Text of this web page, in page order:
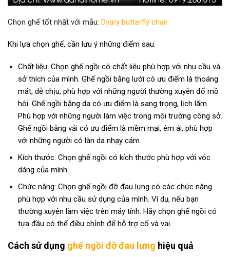
Chọn ghế tốt nhất với mẫu: Dvary butterfly chair
Khi lựa chọn ghế, cần lưu ý những điểm sau:
Chất liệu: Chọn ghế ngồi có chất liệu phù hợp với nhu cầu và
sở thích của mình. Ghế ngồi bằng lưới có ưu điểm là thoáng
mát, dễ chịu, phù hợp với những người thường xuyên đổ mồ
hôi. Ghế ngồi bằng da có ưu điểm là sang trọng, lịch lãm.
Phù hợp với những người làm việc trong môi trường công sở.
Ghế ngồi bằng vải có ưu điểm là mềm mại, êm ái, phù hợp
với những người có làn da nhạy cảm.
Kích thước: Chọn ghế ngồi có kích thước phù hợp với vóc
dáng của mình.
Chức năng: Chọn ghế ngồi đỡ đau lưng có các chức năng
phù hợp với nhu cầu sử dụng của mình. Ví dụ, nếu bạn
thường xuyên làm việc trên máy tính. Hãy chọn ghế ngồi có
tựa đầu có thể điều chỉnh để hỗ trợ cổ và vai.
Cách sử dụng ghế ngồi đỡ đau lưng hiệu quả